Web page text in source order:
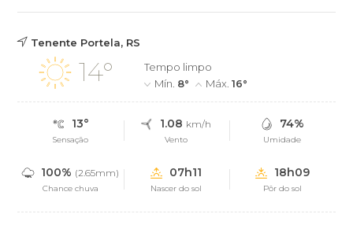
Tenente Portela, RS
14°
Tempo limpo
Mín. 8° Máx.16°
13°
Sensação
1.08 km/h
Vento
74%
Umidade
100% (2.65mm)
Chance chuva
07h11
Nascer do sol
18h09
Pôr do sol